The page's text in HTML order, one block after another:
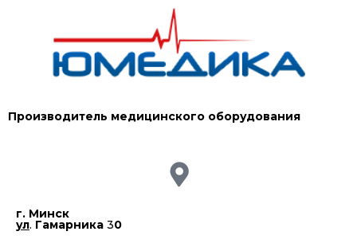
Производитель медицинского оборудования
г. Минск
ул. Гамарника 30